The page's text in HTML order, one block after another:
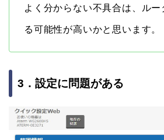
よく分からない不具合は、ルー
る可能性が高いかと思います。
3．設定に問題がある